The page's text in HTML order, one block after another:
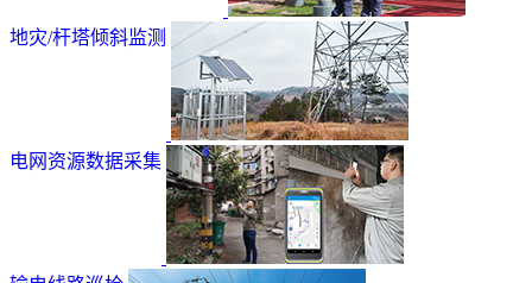
地灾/杆塔倾斜监测
电网资源数据采集